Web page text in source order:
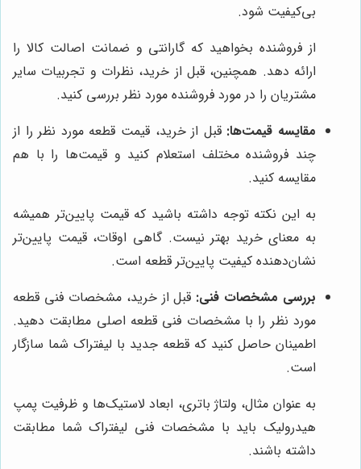
بی‌کیفیت شود.
از فروشنده بخواهید که گارانتی و ضمانت اصالت کالا را
ارائه دهد. همچنین، قبل از خرید، نظرات و تجربیات سایر
مشتریان را در مورد فروشنده مورد نظر بررسی کنید.
مقایسه قیمت‌ها: قبل از خرید، قیمت قطعه مورد نظر را از
چند فروشنده مختلف استعلام کنید و قیمت‌ها را با هم
مقایسه کنید.
به این نکته توجه داشته باشید که قیمت پایین‌تر همیشه
به معنای خرید بهتر نیست. گاهی اوقات، قیمت پایین‌تر
نشان‌دهنده کیفیت پایین‌تر قطعه است.
بررسی مشخصات فنی: قبل از خرید، مشخصات فنی قطعه
مورد نظر را با مشخصات فنی قطعه اصلی مطابقت دهید.
اطمینان حاصل کنید که قطعه جدید با لیفتراک شما سازگار
است.
به عنوان مثال، ولتاژ باتری، ابعاد لاستیک‌ها و ظرفیت پمپ
هیدرولیک باید با مشخصات فنی لیفتراک شما مطابقت
داشته باشند.